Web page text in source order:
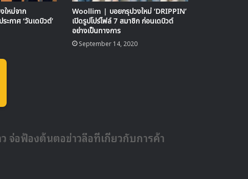
ใหม่จาก
กาศ ‘วันเดบิวต์’
Woollim | บอยกรุปวงใหม่ ‘DRIPPIN’
เปิดรูปโปร์ไฟล์ 7 สมาชิก ก่อนเดบิวต์
อย่างเป็นทางการ
September 14, 2020